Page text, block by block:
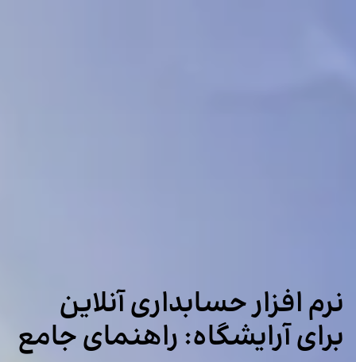
نرم افزار حسابداری آنلاین
برای آرایشگاه: راهنمای جامع